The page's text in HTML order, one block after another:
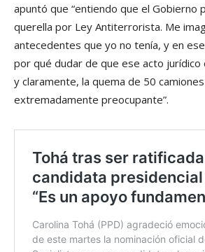
apuntó que “entiendo que el Gobierno
querella por Ley Antiterrorista. Me
antecedentes que yo no tenía, y en
por qué dudar de que ese acto jurídico
y claramente, la quema de 50
extremadamente preocupante”.